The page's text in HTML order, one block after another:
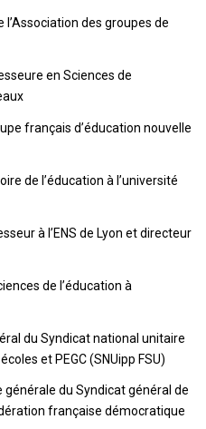
des groupes de
en Sciences de
français d’éducation nouvelle
de l’éducation à l’université
à l’ENS de Lyon et directeur
de l’éducation à
du Syndicat national unitaire
et PEGC (SNUipp FSU)
du Syndicat général de
française démocratique